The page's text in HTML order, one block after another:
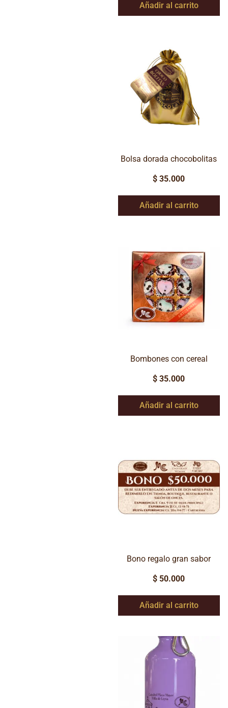
Añadir al carrito
Bolsa dorada chocobolitas
$ 35.000
Añadir al carrito
Bombones con cereal
$ 35.000
Añadir al carrito
Bono regalo gran sabor
$ 50.000
Añadir al carrito